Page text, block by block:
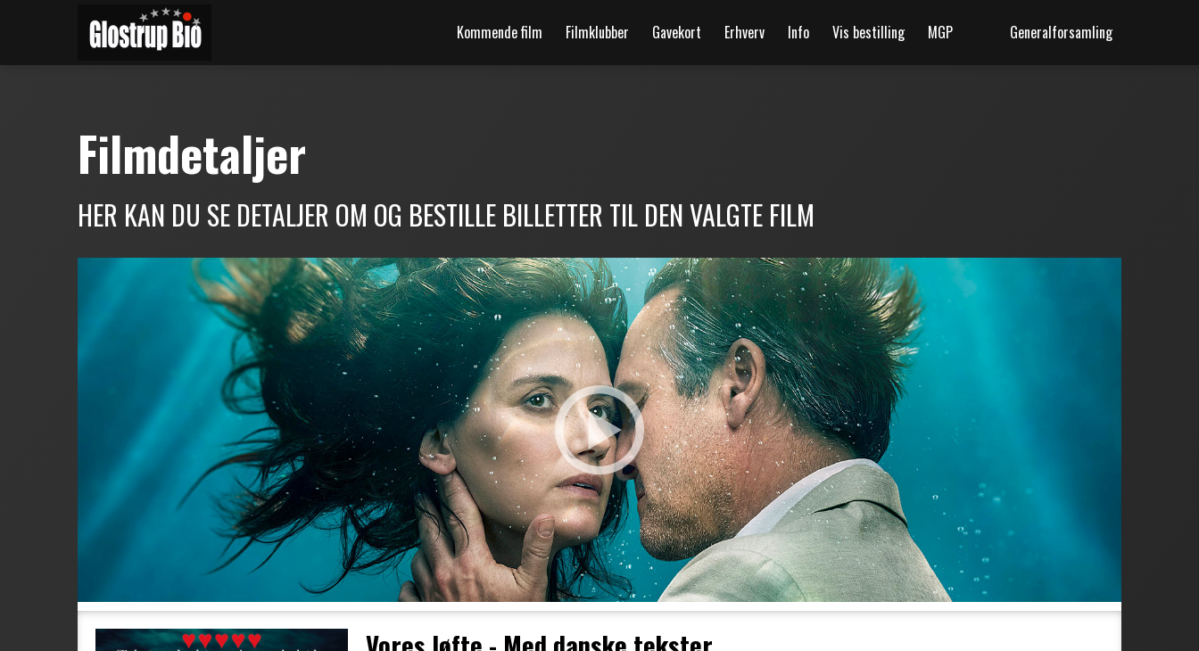
Kommende film Filmklubber Gavekort Erhverv Info Vis bestilling MGP Generalforsamling